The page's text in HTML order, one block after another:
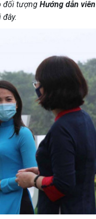
đối tượng Hướng dẫn